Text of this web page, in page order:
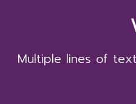
Multiple lines of